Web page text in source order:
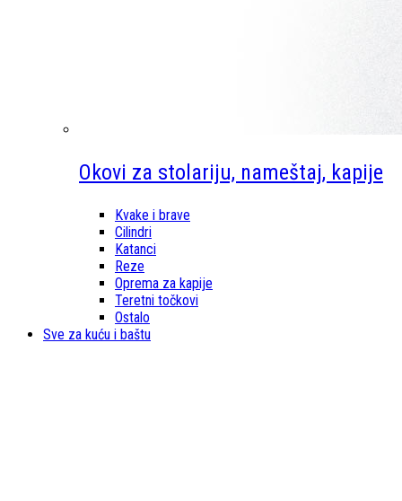
Okovi za stolariju, nameštaj, kapije
Kvake i brave
Cilindri
Katanci
Reze
Oprema za kapije
Teretni točkovi
Ostalo
Sve za kuću i baštu